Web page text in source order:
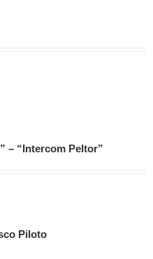
– “Intercom Peltor”
Piloto